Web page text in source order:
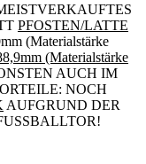
PFOSTEN/LATTE
(Materialstärke
(Materialstärke
AUCH IM
NOCH
AUFGRUND DER